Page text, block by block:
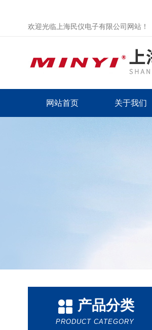
欢迎光临上海民仪电子有限公司网站！
网站首页 关于我们
产品分类
PRODUCT CATEGORY